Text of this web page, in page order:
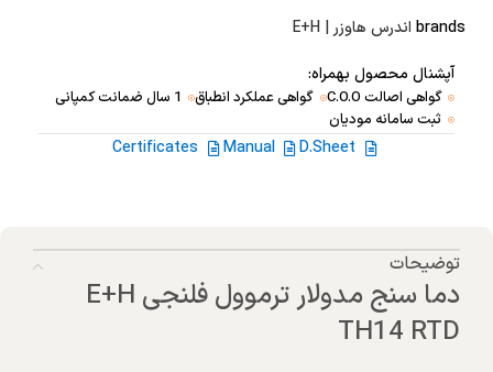
brands اندرس هاوزر | E+H
آپشنال محصول بهمراه:
گواهی اصالت C.O.O گواهی عملکرد انطباق
1 سال ضمانت کمپانی
ثبت سامانه مودیان
D.Sheet
Manual
Certificates
توضیحات
دما سنج مدولار ترموول فلنجی E+H
TH14 RTD